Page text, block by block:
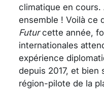
climatique en
ensemble ! Voilà ce
Futurcette année,
internationales
expérience
depuis 2017, et
région-pilote de la